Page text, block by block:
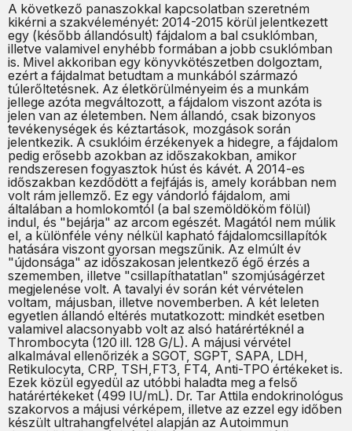
A következő panaszokkal kapcsolatban szeretném
kikérni a szakvéleményét: 2014-2015 körül jelentkezett
egy (később állandósult) fájdalom a bal csuklómban,
illetve valamivel enyhébb formában a jobb csuklómban
is. Mivel akkoriban egy könyvkötészetben dolgoztam,
ezért a fájdalmat betudtam a munkából származó
túlerőltetésnek. Az életkörülményeim és a munkám
jellege azóta megváltozott, a fájdalom viszont azóta is
jelen van az életemben. Nem állandó, csak bizonyos
tevékenységek és kéztartások, mozgások során
jelentkezik. A csuklóim érzékenyek a hidegre, a fájdalom
pedig erősebb azokban az időszakokban, amikor
rendszeresen fogyasztok húst és kávét. A 2014-es
időszakban kezdődött a fejfájás is, amely korábban nem
volt rám jellemző. Ez egy vándorló fájdalom, ami
általában a homlokomtól (a bal szemöldököm fölül)
indul, és "bejárja" az arcom egészét. Magától nem múlik
el, a különféle vény nélkül kapható fájdalomcsillapítók
hatására viszont gyorsan megszűnik. Az elmúlt év
"újdonsága" az időszakosan jelentkező égő érzés a
szememben, illetve "csillapíthatatlan" szomjúságérzet
megjelenése volt. A tavalyi év során két vérvételen
voltam, májusban, illetve novemberben. A két leleten
egyetlen állandó eltérés mutatkozott: mindkét esetben
valamivel alacsonyabb volt az alsó határértéknél a
Thrombocyta (120 ill. 128 G/L). A májusi vérvétel
alkalmával ellenőrizék a SGOT, SGPT, SAPA, LDH,
Retikulocyta, CRP, TSH,FT3, FT4, Anti-TPO értékeket is.
Ezek közül egyedül az utóbbi haladta meg a felső
határértékeket (499 IU/mL). Dr. Tar Attila endokrinológus
szakorvos a májusi vérképem, illetve az ezzel egy időben
készült ultrahangfelvétel alapján az Autoimmun